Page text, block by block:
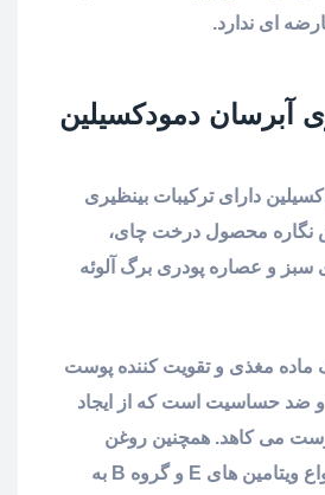
ای ندارد.
آبرسان دمودکسیلین
دارای ترکیبات بینظیری
نگاره محصول درخت چای،
و عصاره پودری برگ آلوئه
مغذی و تقویت کننده پوست
و ضد حساسیت است که از ایجاد
می کاهد. همچنین روغن
درخت چای دارای انواع ویتامین های E و گروه B به